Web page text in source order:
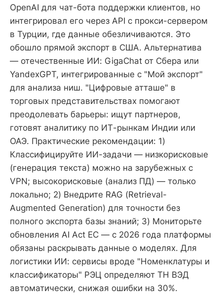
OpenAI для чат-бота поддержки клиентов, но
интегрировал его через API с прокси-сервером
в Турции, где данные обезличиваются. Это
обошло прямой экспорт в США. Альтернатива
— отечественные ИИ: GigaChat от Сбера или
YandexGPT, интегрированные с "Мой экспорт"
для анализа ниш. "Цифровые атташе" в
торговых представительствах помогают
преодолевать барьеры: ищут партнеров,
готовят аналитику по ИТ-рынкам Индии или
ОАЭ. Практические рекомендации: 1)
Классифицируйте ИИ-задачи — низкорисковые
(генерация текста) можно на зарубежных с
VPN; высокорисковые (анализ ПД) — только
локально; 2) Внедрите RAG (Retrieval-
Augmented Generation) для точности без
полного экспорта базы знаний; 3) Мониторьте
обновления AI Act ЕС — с 2026 года платформы
обязаны раскрывать данные о моделях. Для
логистики ИИ: сервисы вроде "Номенклатуры и
классификаторы" РЭЦ определяют ТН ВЭД
автоматически, снижая ошибки на 30%.